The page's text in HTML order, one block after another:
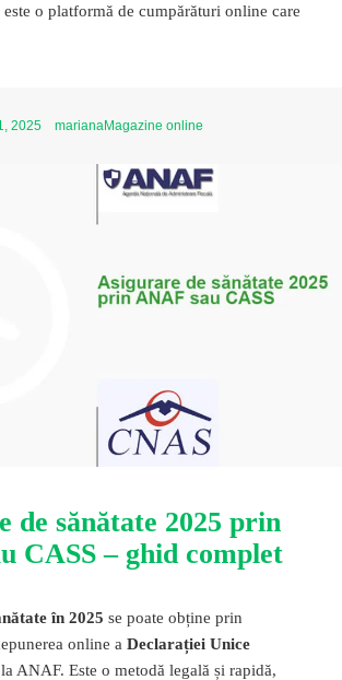
este o platformă de cumpărături online care
2025 Autor
marianaCategorii
Magazine online
de sănătate 2025 prin
CASS – ghid complet
în 2025 se poate obține prin
online aDeclarației Unice
la ANAF. Este o metodă legală și rapidă,